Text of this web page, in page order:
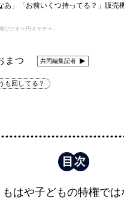
」「お前いくつ持ってる？」販売
びだす十円オモチャ」
まつ 共同編集記者
も回してる？
もはや子どもの特権では